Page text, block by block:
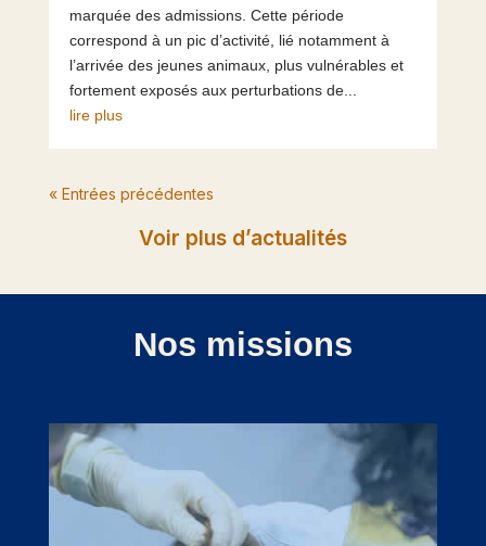
marquée des admissions. Cette période
correspond à un pic d’activité, lié notamment à
l’arrivée des jeunes animaux, plus vulnérables et
fortement exposés aux perturbations de...
lire plus
« Entrées précédentes
Voir plus d’actualités
Nos missions